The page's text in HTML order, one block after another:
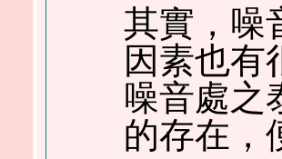
其實，噪
因素也有
噪音處之
的存在，